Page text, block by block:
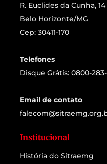
R. Euclides da Cunha,
Belo Horizonte/MG
Cep: 30411-170
Telefones
Disque Grátis: 0800-283-
Email de contato
Institucional
História do Sitraemg